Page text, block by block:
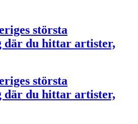
största
du hittar artister,
största
du hittar artister,